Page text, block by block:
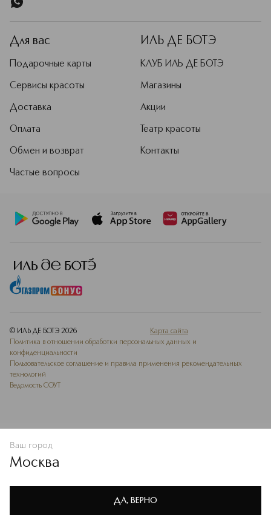
Политике конфиденциальности
В КОРЗИНУ
Для вас
Подарочные карты
Сервисы красоты
Доставка
Оплата
Обмен и возврат
Частые вопросы
ИЛЬ ДЕ БОТЭ
КЛУБ ИЛЬ ДЕ БОТЭ
Магазины
Акции
Театр красоты
Контакты
© ИЛЬ ДЕ БОТЭ 2026
Карта сайта
Политика в отношении обработки персональных данных и
конфиденциальности
Пользовательское соглашение и правила применения рекомендательных
технологий
Ведомость СОУТ
Ваш город
Москва
ДА, ВЕРНО